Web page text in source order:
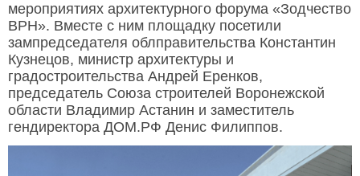
мероприятиях архитектурного форума «Зодчество
ВРН». Вместе с ним площадку посетили
зампредседателя облправительства Константин
Кузнецов, министр архитектуры и
градостроительства Андрей Еренков,
председатель Союза строителей Воронежской
области Владимир Астанин и заместитель
гендиректора ДОМ.РФ Денис Филиппов.